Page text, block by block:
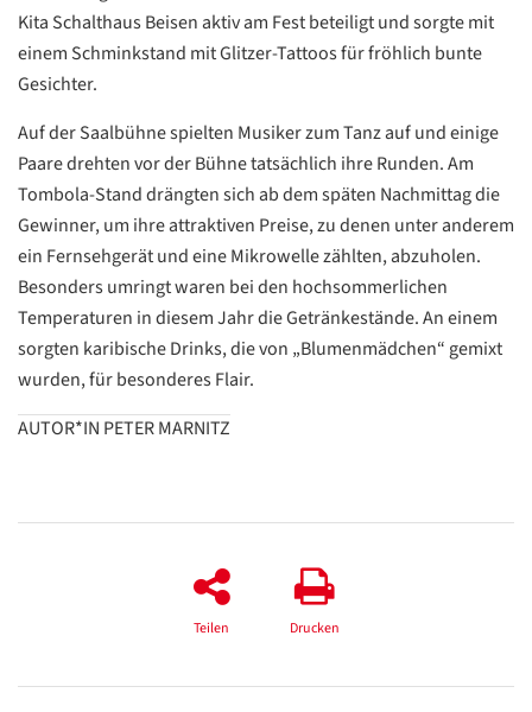
Kita Schalthaus Beisen aktiv am Fest beteiligt und sorgte mit
einem Schminkstand mit Glitzer-Tattoos für fröhlich bunte
Gesichter.
Auf der Saalbühne spielten Musiker zum Tanz auf und einige
Paare drehten vor der Bühne tatsächlich ihre Runden. Am
Tombola-Stand drängten sich ab dem späten Nachmittag die
Gewinner, um ihre attraktiven Preise, zu denen unter anderem
ein Fernsehgerät und eine Mikrowelle zählten, abzuholen.
Besonders umringt waren bei den hochsommerlichen
Temperaturen in diesem Jahr die Getränkestände. An einem
sorgten karibische Drinks, die von „Blumenmädchen“ gemixt
wurden, für besonderes Flair.
AUTOR*IN PETER MARNITZ
Teilen Drucken
ZURÜCK
Übersetzen
/
Translate
ZURÜCK